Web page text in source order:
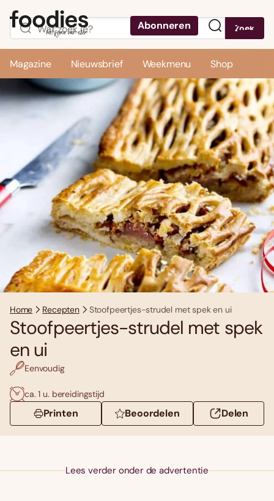
Abonneren Zoek
Magazine Nieuwsbrief Weekmenu Shop
Home Recepten Stoofpeertjes-strudel met spek en ui
Stoofpeertjes-strudel met spek
en ui
Eenvoudig
ca. 1 u. bereidingstijd
Printen Beoordelen Delen
Lees verder onder de advertentie